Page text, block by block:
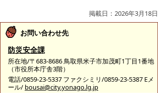
掲載日：2026年3月18日
お問い合わせ先
防災安全課
所在地/〒683-8686 鳥取県米子市加茂町1丁目1番地
（市役所本庁舎3階）
電話/0859-23-5337 ファクシミリ/0859-23-5387 Eメ
ール/ bousai@city.yonago.lg.jp